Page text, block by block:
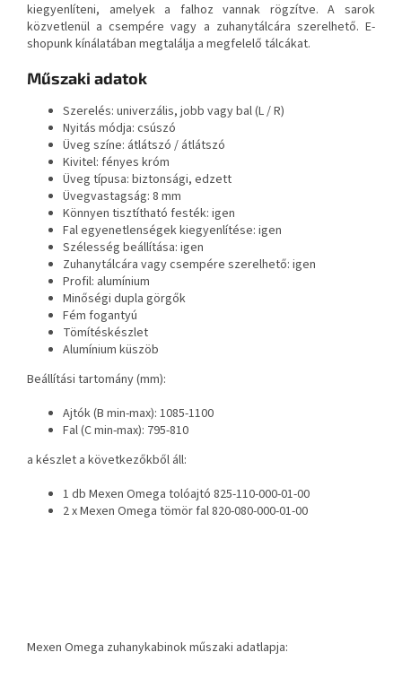
kiegyenlíteni, amelyek a falhoz vannak rögzítve. A sarok
közvetlenül a csempére vagy a zuhanytálcára szerelhető. E-
shopunk kínálatában megtalálja a megfelelő tálcákat.
Műszaki adatok
Szerelés: univerzális, jobb vagy bal (L / R)
Nyitás módja: csúszó
Üveg színe: átlátszó / átlátszó
Kivitel: fényes króm
Üveg típusa: biztonsági, edzett
Üvegvastagság: 8 mm
Könnyen tisztítható festék: igen
Fal egyenetlenségek kiegyenlítése: igen
Szélesség beállítása: igen
Zuhanytálcára vagy csempére szerelhető: igen
Profil: alumínium
Minőségi dupla görgők
Fém fogantyú
Tömítéskészlet
Alumínium küszöb
Beállítási tartomány (mm):
Ajtók (B min-max): 1085-1100
Fal (C min-max): 795-810
a készlet a következőkből áll:
1 db Mexen Omega tolóajtó 825-110-000-01-00
2 x Mexen Omega tömör fal 820-080-000-01-00
Mexen Omega zuhanykabinok műszaki adatlapja: